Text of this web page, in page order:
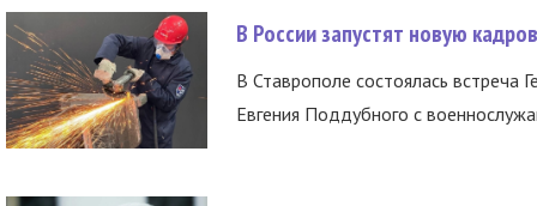
В России запустят новую
В Ставрополе состоялась встреча
Евгения Поддубного с